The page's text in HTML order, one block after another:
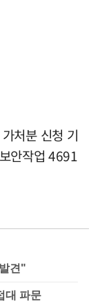
처분 신청 기
안작업 4691
견"
대 파문